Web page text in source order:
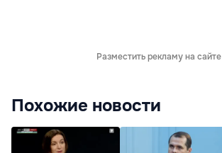
Разместить рекламу на сайте
Похожие новости